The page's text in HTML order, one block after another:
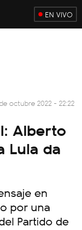
EN VIVO
octubre 2022 - 22:22
Alberto
Lula da
en
por una
Partido de